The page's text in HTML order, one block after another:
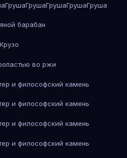
ГрушаГрушаГрушаГрушаГруша
барабан
во ржи
и философский камень
и философский камень
и философский камень
и философский камень